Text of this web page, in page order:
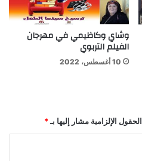
وشاي وكاظيمي في مهرجان
الفيلم التربوي
10 أغسطس، 2022
الحقول الإلزامية مشار إليها بـ*